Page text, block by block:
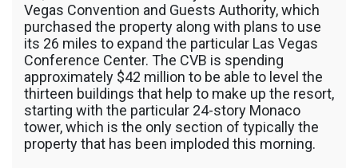
Vegas Convention and Guests Authority, which
purchased the property along with plans to use
its 26 miles to expand the particular Las Vegas
Conference Center. The CVB is spending
approximately $42 million to be able to level the
thirteen buildings that help to make up the resort,
starting with the particular 24-story Monaco
tower, which is the only section of typically the
property that has been imploded this morning.